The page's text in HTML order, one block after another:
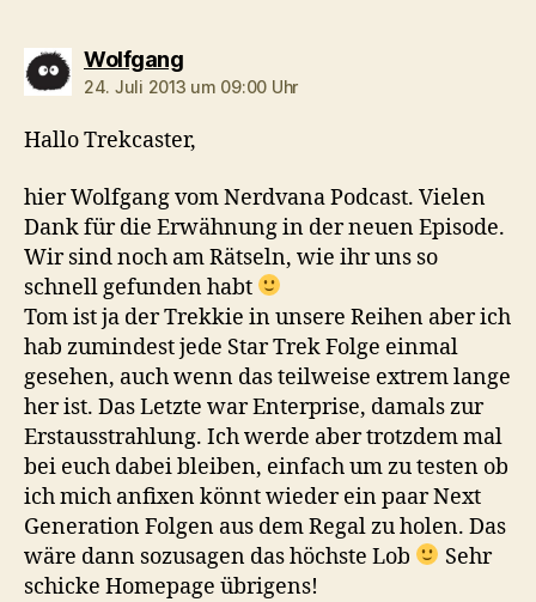
Wolfgangsagt:
24. Juli 2013 um 09:00 Uhr
Hallo Trekcaster,
hier Wolfgang vom Nerdvana Podcast. Vielen
Dank für die Erwähnung in der neuen Episode.
Wir sind noch am Rätseln, wie ihr uns so
schnell gefunden habt
Tom ist ja der Trekkie in unsere Reihen aber ich
hab zumindest jede Star Trek Folge einmal
gesehen, auch wenn das teilweise extrem lange
her ist. Das Letzte war Enterprise, damals zur
Erstausstrahlung. Ich werde aber trotzdem mal
bei euch dabei bleiben, einfach um zu testen ob
ich mich anfixen könnt wieder ein paar Next
Generation Folgen aus dem Regal zu holen. Das
wäre dann sozusagen das höchste Lob
Sehr
schicke Homepage übrigens!